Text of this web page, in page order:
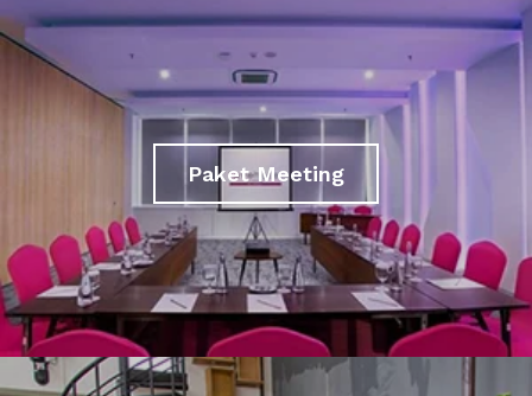
Paket Meeting